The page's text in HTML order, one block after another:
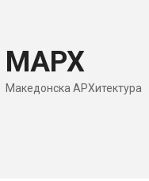
МАРХ
Македонска АРХитектура